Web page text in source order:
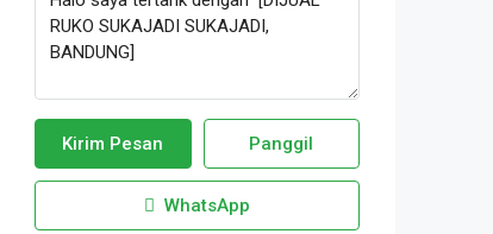
Kirim Pesan Panggil
WhatsApp